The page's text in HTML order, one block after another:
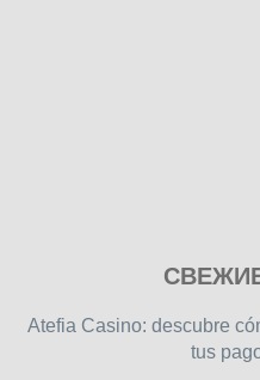
free
Atefia Casino: descubre
tus